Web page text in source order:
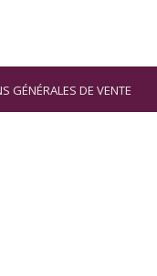
GÉNÉRALES DE VENTE